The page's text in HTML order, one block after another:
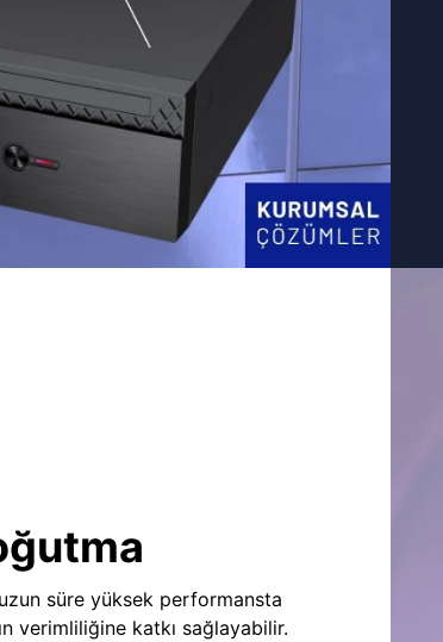
süre yüksek performansta
verimliliğine katkı sağlayabilir.